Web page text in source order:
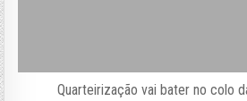
Quarteirização vai bater no colo